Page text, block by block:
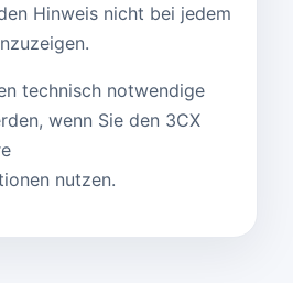
Hinweis nicht bei jedem
technisch notwendige
wenn Sie den 3CX
nutzen.